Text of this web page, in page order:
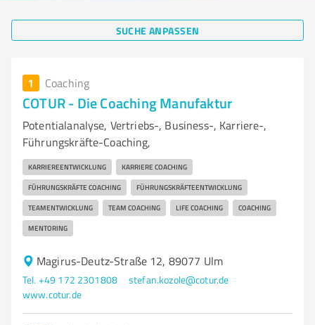
SUCHE ANPASSEN
1 Coaching
COTUR - Die Coaching Manufaktur
Potentialanalyse, Vertriebs-, Business-, Karriere-,
Führungskräfte-Coaching,
KARRIEREENTWICKLUNG KARRIERE COACHING
FÜHRUNGSKRÄFTE COACHING FÜHRUNGSKRÄFTEENTWICKLUNG
TEAMENTWICKLUNG TEAM COACHING LIFE COACHING COACHING
MENTORING
Magirus-Deutz-Straße 12, 89077 Ulm
Tel. +49 172 2301808
stefan.kozole@cotur.de
www.cotur.de